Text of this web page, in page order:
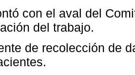
con el aval del
del trabajo.
de recolección de